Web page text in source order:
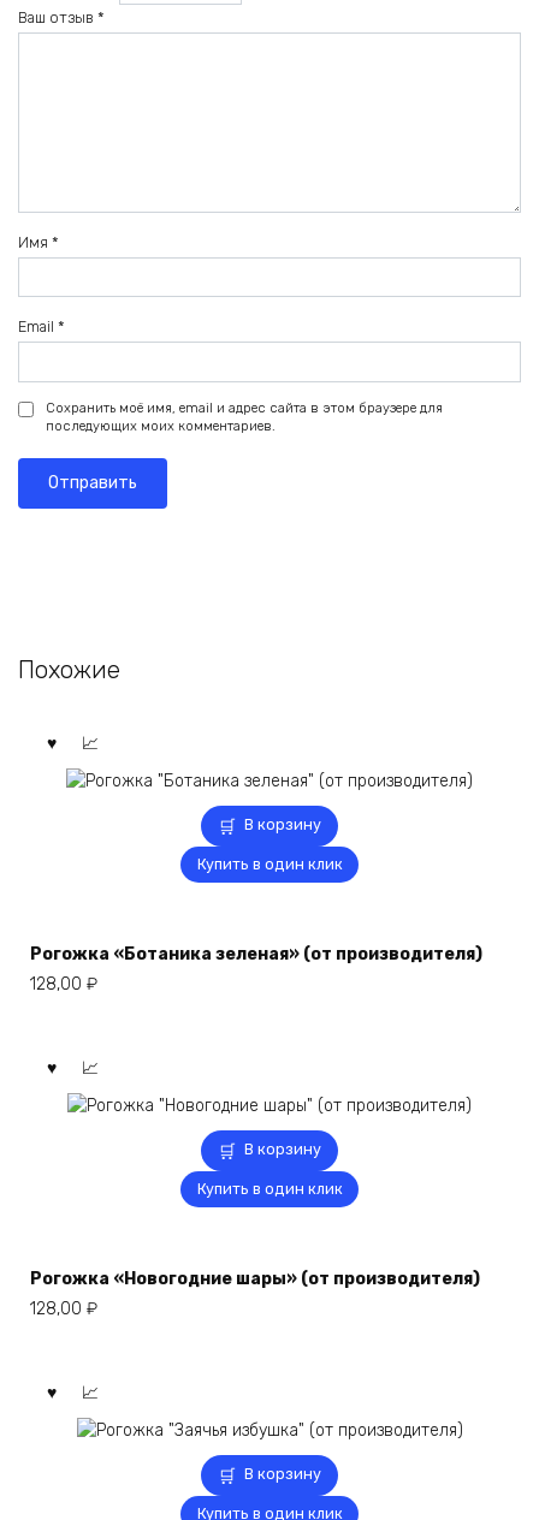
Ваш отзыв *
Имя *
Email *
Сохранить моё имя, email и адрес сайта в этом браузере для
последующих моих комментариев.
Похожие
В корзину
Купить в один клик
Рогожка «Ботаника зеленая» (от производителя)
128,00 ₽
В корзину
Купить в один клик
Рогожка «Новогодние шары» (от производителя)
128,00 ₽
В корзину
Купить в один клик